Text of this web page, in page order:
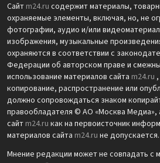
Сайт m24.ru содержит материалы,
охраняемые элементы, включая, но, не
фотографии, аудио и/или
изображения, музыкальные
охраняются в соответствии с
Федерации об авторском праве и
использование материалов сайта m24.ru
копирование, распространение или
должно сопровождаться знаком
правообладателя © АО «Москва Медиа»,
сайт m24.ru как на первоисточник
материалов сайта m24.ru не допускается.
Мнение редакции может не совпадать с